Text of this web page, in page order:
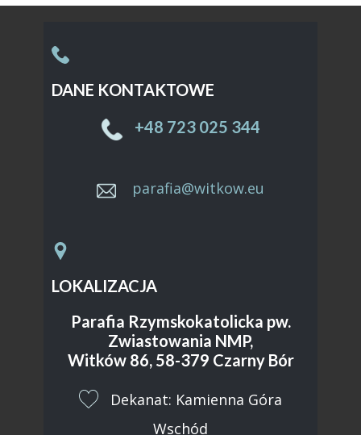
Sample text. Click to select the text box. Click
again or double click to start editing the text.
DANE KONTAKTOWE
+48 ​723 025 344
parafia@witkow.eu
LOKALIZACJA
Parafia Rzymskokatolicka pw.
Zwiastowania NMP,
Witków 86, 58-379 Czarny Bór
​Dekanat: Kamienna Góra
Wschód